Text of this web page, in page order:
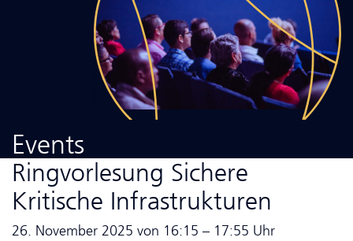
Events
Ring­vor­le­sung Sichere
Kritische Infrastrukturen
26. November 2025 von 16:15 – 17:55 Uhr